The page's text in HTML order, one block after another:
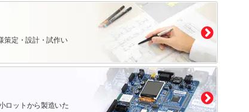
策定・設計・試作い
ロットから製造いた